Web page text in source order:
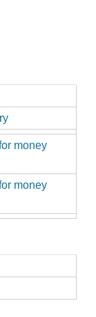
money
money